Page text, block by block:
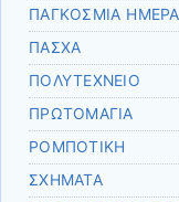
ΠΑΓΚΟΣΜΙΑ
ΠΑΣΧΑ
ΠΟΛΥΤΕΧΝΕΙΟ
ΠΡΩΤΟΜΑΓΙΑ
ΡΟΜΠΟΤΙΚΗ
ΣΧΗΜΑΤΑ